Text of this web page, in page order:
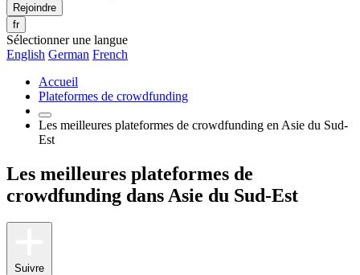
Rejoindre
fr
Sélectionner une langue
English German French
Accueil
Plateformes de crowdfunding
Les meilleures plateformes de crowdfunding en Asie du Sud-
Est
Les meilleures plateformes de
crowdfunding dans Asie du Sud-Est
Suivre